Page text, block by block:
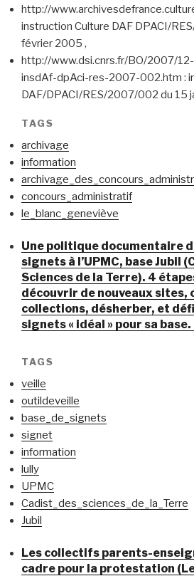
http://
instruction Culture DAF DPACI/
février 2005 ,
http://www.dsi.cnrs.fr/BO/2007/
insdAf-dpAci-res-2007-002.htm :
DAF/DPACI/RES/2007/002 du 15
TAGS
archivage
information
concours_administratif
le_blanc_geneviève
Une politique documentaire
signets à l’UPMC, base Jubil
Sciences de la Terre). 4
découvrir de nouveaux sites,
collections, désherber, et
signets « idéal » pour sa
TAGS
veille
outildeveille
base_de_signets
signet
information
lully
UPMC
Cadist_des_sciences_de_la_Terre
Jubil
Les collectifs parents-
cadre pour la protestation